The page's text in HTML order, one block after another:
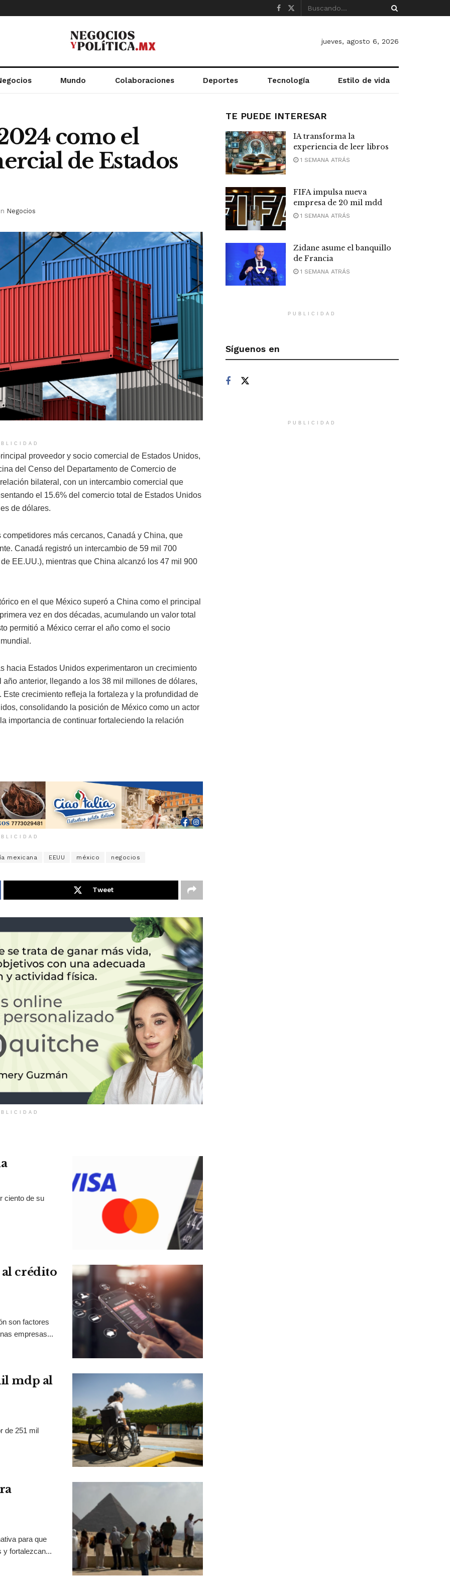
jueves, agosto 6, 2026
Mundo Colaboraciones Deportes Tecnología Estilo de vida
como el
de Estados
Negocios
proveedor y socio comercial de Estados Unidos,
del Censo del Departamento de Comercio de
bilateral, con un intercambio comercial que
el 15.6% del comercio total de Estados Unidos
de dólares.
más cercanos, Canadá y China, que
Canadá registró un intercambio de 59 mil 700
EE.UU.), mientras que China alcanzó los 47 mil 900
en el que México superó a China como el principal
vez en dos décadas, acumulando un valor total
permitió a México cerrar el año como el socio
hacia Estados Unidos experimentaron un crecimiento
anterior, llegando a los 38 mil millones de dólares,
crecimiento refleja la fortaleza y la profundidad de
consolidando la posición de México como un actor
importancia de continuar fortaleciendo la relación
mexicana EEUU méxico negocios
Tweet
ciento de su
crédito
son factores
empresas...
mdp al
de 251 mil
para que
y fortalezcan...
TE PUEDE INTERESAR
IA transforma la
experiencia de leer libros
1 SEMANA ATRÁS
FIFA impulsa nueva
empresa de 20 mil mdd
1 SEMANA ATRÁS
Zidane asume el banquillo
de Francia
1 SEMANA ATRÁS
PUBLICIDAD
Síguenos en
PUBLICIDAD